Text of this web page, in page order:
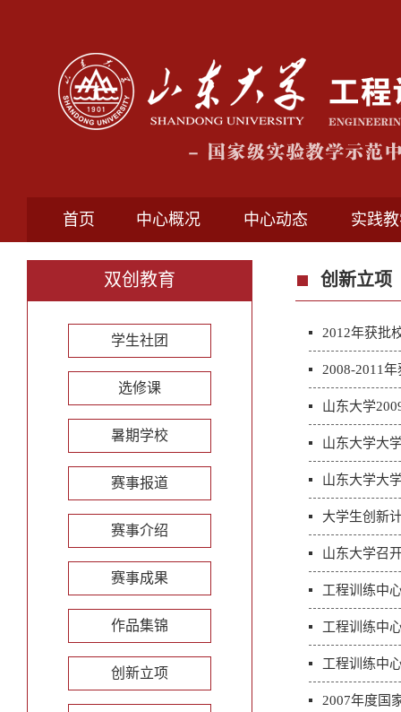
首页 中心概况 中心动态 实践
双创教育
学生社团
选修课
暑期学校
赛事报道
赛事介绍
赛事成果
作品集锦
创新立项
创新立项
2012年获批
2008-2011
山东大学
山东大学大
山东大学大
大学生创新
山东大学召
工程训练中
工程训练中
工程训练中
2007年度国